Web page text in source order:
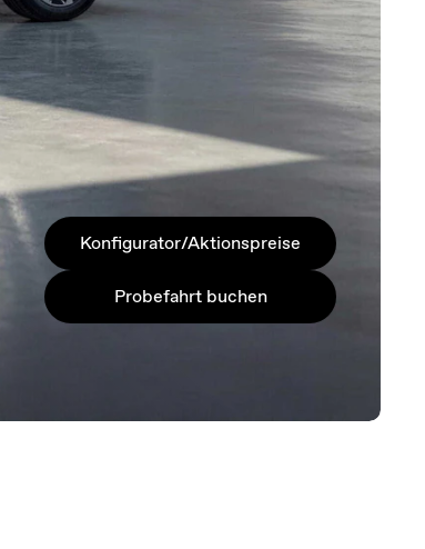
Konfigurator/Aktionspreise
Probefahrt buchen